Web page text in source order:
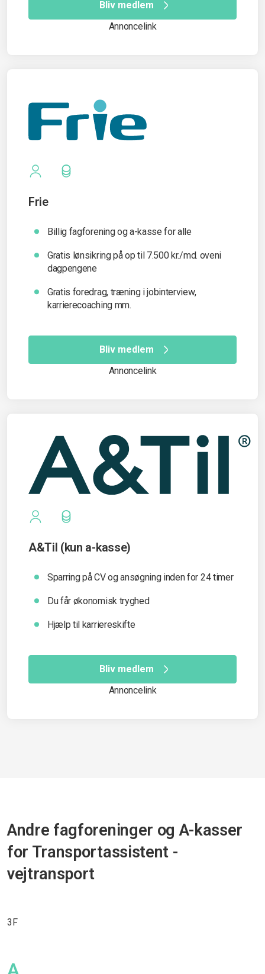
Bliv medlem
Annoncelink
Frie
Billig fagforening og a-kasse for alle
Gratis lønsikring på op til 7.500 kr./md. oveni
dagpengene
Gratis foredrag, træning i jobinterview,
karrierecoaching mm.
Bliv medlem
Annoncelink
A&Til (kun a-kasse)
Sparring på CV og ansøgning inden for 24 timer
Du får økonomisk tryghed
Hjælp til karriereskifte
Bliv medlem
Annoncelink
Andre fagforeninger og A-kasser
for Transportassistent -
vejtransport
3F